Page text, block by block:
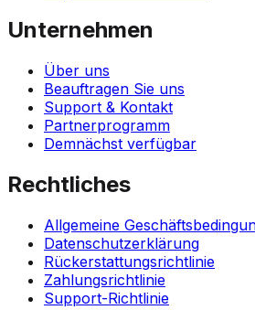
Unternehmen
Über uns
Beauftragen Sie uns
Support & Kontakt
Partnerprogramm
Demnächst verfügbar
Rechtliches
Allgemeine
Datenschutzerklärung
Rückerstattungsrichtlinie
Zahlungsrichtlinie
Support-Richtlinie